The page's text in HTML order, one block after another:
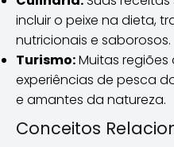
incluir o peixe na dieta,
nutricionais e saborosos.
Turismo:Muitas
experiências de pesca
e amantes da natureza.
Conceitos